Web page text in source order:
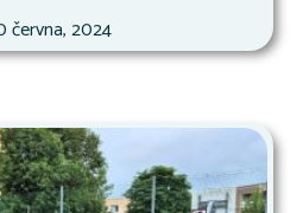
června, 2024